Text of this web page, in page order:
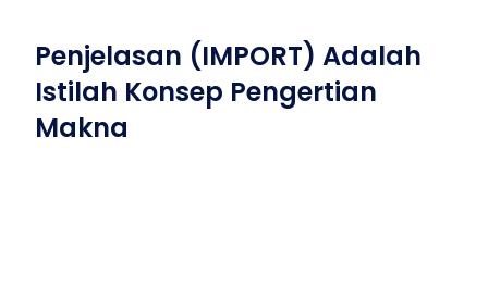
Penjelasan (IMPORT) Adalah
Istilah Konsep Pengertian
Makna